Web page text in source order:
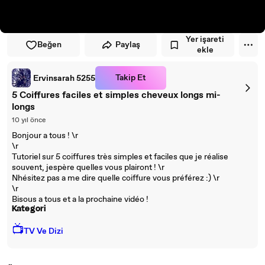
Beğen Paylaş
Yer işareti
ekle
Ervinsarah 5255 Takip Et
5 Coiffures faciles et simples cheveux longs mi-
longs
10 yıl önce
Bonjour a tous ! \r
\r
Tutoriel sur 5 coiffures très simples et faciles que je réalise
souvent, jespère quelles vous plairont ! \r
Nhésitez pas a me dire quelle coiffure vous préférez :) \r
\r
Bisous a tous et a la prochaine vidéo !
Kategori
📺TV Ve Dizi